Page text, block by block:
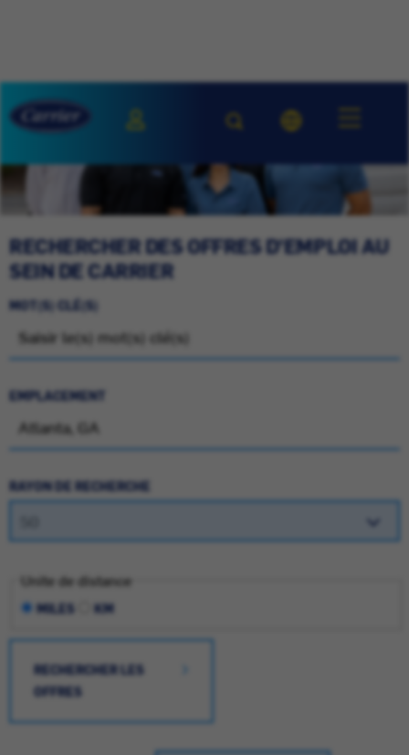
RECHERCHER DES OFFRES D'EMPLOI AU
SEIN DE CARRIER
MOT(S) CLÉ(S)
EMPLACEMENT
RAYON DE RECHERCHE
Unite de distance
MILES KM
RECHERCHER LES
OFFRES